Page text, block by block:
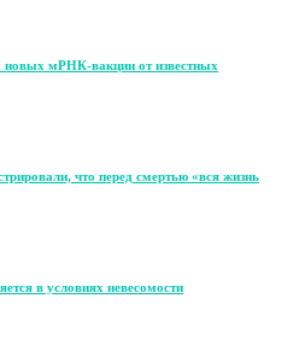
новых мРНК-вакцин от известных
что перед смертью «вся жизнь
в условиях невесомости